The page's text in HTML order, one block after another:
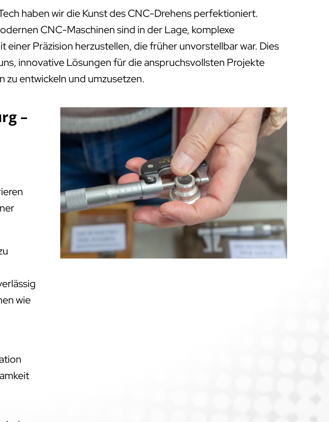
haben wir die Kunst des CNC-Drehens perfektioniert.
CNC-Maschinen sind in der Lage, komplexe
einer Präzision herzustellen, die früher unvorstellbar war. Dies
innovative Lösungen für die anspruchsvollsten Projekte
zu entwickeln und umzusetzen.
–
wie